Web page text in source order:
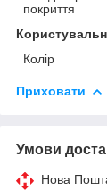
покриття
Колір
Приховати
Умови
Нова